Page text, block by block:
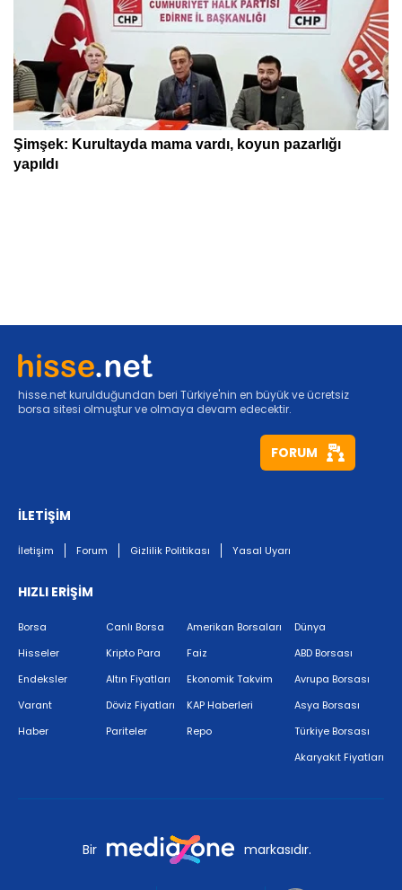
hisse.net kurulduğundan beri Türkiye'nin en büyük ve ücretsiz
borsa sitesi olmuştur ve olmaya devam edecektir.
FORUM
İLETİŞİM
İletişim Forum Gizlilik Politikası Yasal Uyarı
HIZLI ERİŞİM
Borsa
Hisseler
Endeksler
Varant
Haber
Canlı Borsa
Kripto Para
Altın Fiyatları
Döviz Fiyatları
Pariteler
Amerikan Borsaları
Faiz
Ekonomik Takvim
KAP Haberleri
Repo
Dünya
ABD Borsası
Avrupa Borsası
Asya Borsası
Türkiye Borsası
Akaryakıt Fiyatları
Bir markasıdır.